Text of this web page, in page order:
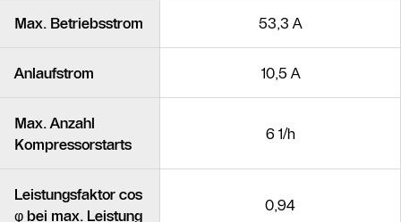
Max. Betriebsstrom 53,3 A
Anlaufstrom 10,5 A
Max. Anzahl
Kompressorstarts
6 1/h
Leistungsfaktor cos
φ bei max. Leistung
0,94